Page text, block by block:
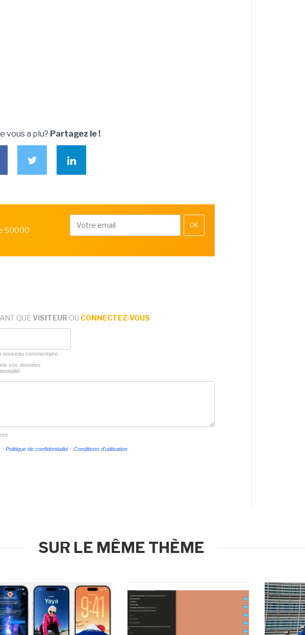
vous a plu? Partagez le !
50000
OK
QUE VISITEUR OU CONNECTEZ-VOUS
nouveau commentaire
vos données
- Politique de confidentialité - Conditions d'utilisation
SUR LE MÊME THÈME